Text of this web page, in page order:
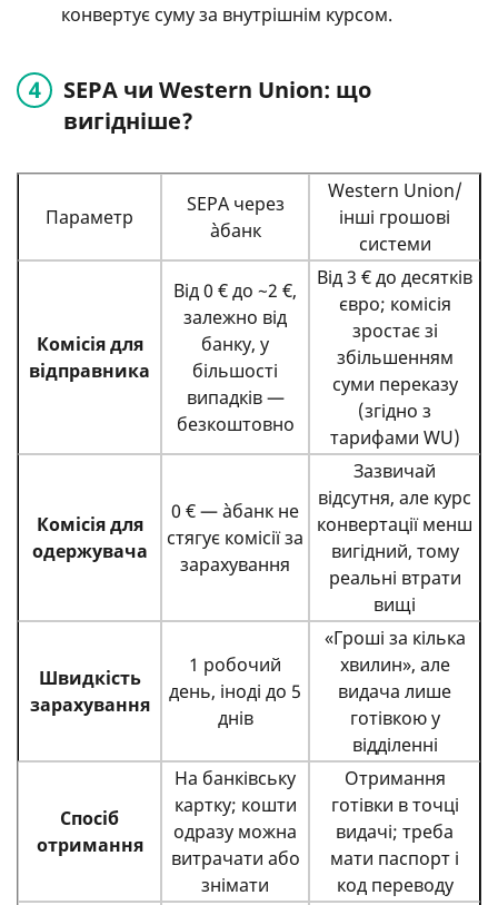
конвертує суму за внутрішнім курсом.
SEPA чи Western Union: що
вигідніше?
Параметр
SEPA через
àбанк
Western Union/
інші грошові
системи
Комісія для
відправника
Від 0 € до ~2 €,
залежно від
банку, у
більшості
випадків —
безкоштовно
Від 3 € до десятків
євро; комісія
зростає зі
збільшенням
суми переказу
(згідно з
тарифами WU)
Комісія для
одержувача
0 € — àбанк не
стягує комісії за
зарахування
Зазвичай
відсутня, але курс
конвертації менш
вигідний, тому
реальні втрати
вищі
Швидкість
зарахування
1 робочий
день, іноді до 5
днів
«Гроші за кілька
хвилин», але
видача лише
готівкою у
відділенні
Спосіб
отримання
На банківську
картку; кошти
одразу можна
витрачати або
знімати
Отримання
готівки в точці
видачі; треба
мати паспорт і
код переводу